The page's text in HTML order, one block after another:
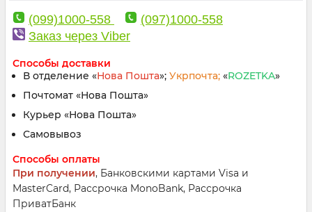
(099)1000-558
(097)1000-558
Заказ через Viber
Способы доставки
В отделение «Нова Пошта»; Укрпочта; «ROZETKA»
Почтомат «Нова Пошта»
Курьер «Нова Пошта»
Самовывоз
Способы оплаты
При получении, Банковскими картами Visa и
MasterCard, Рассрочка MonoBank, Рассрочка
ПриватБанк